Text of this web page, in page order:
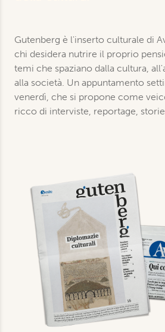
Gutenberg è l'inserto culturale di
chi desidera nutrire il proprio
temi che spaziano dalla cultura,
alla società. Un appuntamento
venerdì, che si propone come
ricco di interviste, reportage,